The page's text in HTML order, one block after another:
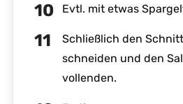
Evtl. mit etwas
Schließlich den
schneiden und den
vollenden.